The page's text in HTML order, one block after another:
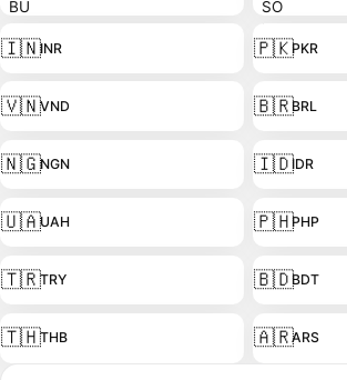
🇮🇳INR 🇵🇰PKR
🇻🇳VND 🇧🇷BRL
🇳🇬NGN 🇮🇩IDR
🇺🇦UAH 🇵🇭PHP
🇹🇷TRY 🇧🇩BDT
🇹🇭THB 🇦🇷ARS